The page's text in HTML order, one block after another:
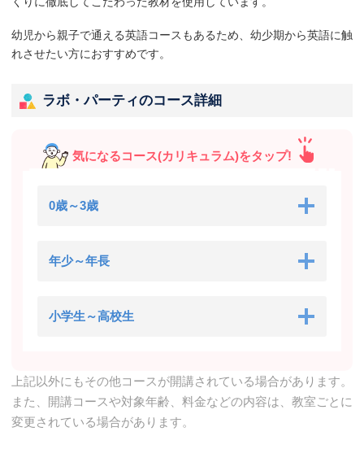
幼児から親子で通える英語コースもあるため、幼少期から英語に触
れさせたい方におすすめです。
ラボ・パーティのコース詳細
気になるコース(カリキュラム)をタップ!
0歳～3歳
年少～年長
小学生～高校生
上記以外にもその他コースが開講されている場合があります。
また、開講コースや対象年齢、料金などの内容は、教室ごとに
変更されている場合があります。